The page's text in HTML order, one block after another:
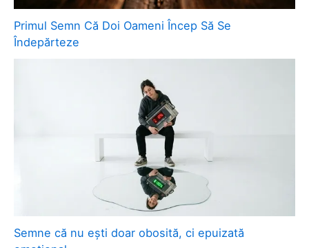
Primul Semn Că Doi Oameni Încep Să Se
Îndepărteze
Semne că nu ești doar obosită, ci epuizată